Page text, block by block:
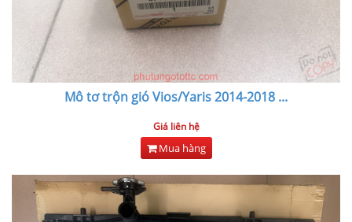
Mô tơ trộn gió Vios/Yaris 2014-2018 ...
Giá liên hệ
Mua hàng